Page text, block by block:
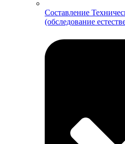
Составление
(обследование